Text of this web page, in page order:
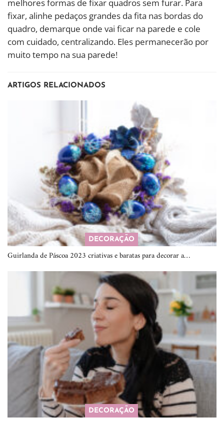
melhores formas de fixar quadros sem furar. Para
fixar, alinhe pedaços grandes da fita nas bordas do
quadro, demarque onde vai ficar na parede e cole
com cuidado, centralizando. Eles permanecerão por
muito tempo na sua parede!
ARTIGOS RELACIONADOS
DECORAÇÃO
Guirlanda de Páscoa 2023 criativas e baratas para decorar a…
DECORAÇÃO